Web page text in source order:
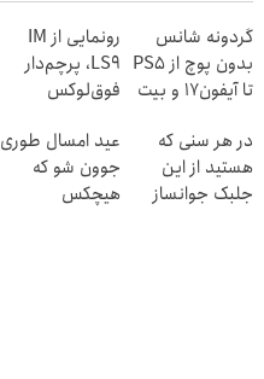
گردونه شانس
بدون پوچ از PS5
تا آیفون17 و بیت
رونمایی از IM
LS9، پرچم‌دار
فوق‌لوکس
ایران شد
در هر سنی که
هستید از این
جلبک جوانساز
عید امسال طوری
جوون شو که
هیچکس